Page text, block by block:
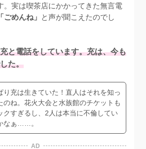
。実は喫茶店にかかってきた無言電
「ごめんね」 と声が聞こえたのでし
と電話をしています。充は、今も
た。
り充は生きていた！直人はそれを知っ
のね。花火大会と水族館のチケットも
クすぎるし、2人は本当に不倫してい
なぁ……。
AD